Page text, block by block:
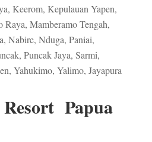
Keerom, Kepulauan Yapen,
Raya, Mamberamo Tengah,
Nabire, Nduga, Paniai,
Puncak Jaya, Sarmi,
Yahukimo, Yalimo, Jayapura
Resort Papua